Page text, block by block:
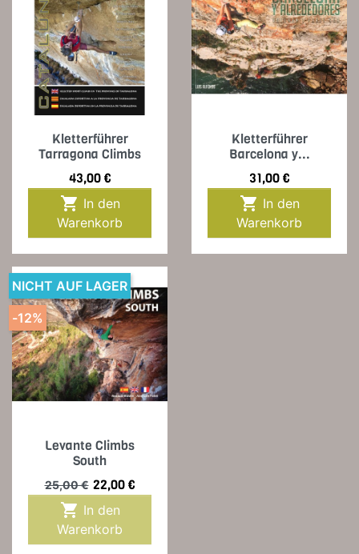
Kletterführer
Tarragona Climbs
Preis
43,00 €

Warenkorb
Kletterführer
Barcelona y...
Preis
31,00 €

Warenkorb
Levante Climbs
South
Verkaufspreis
25,00 € Preis
22,00 €

Warenkorb
NICHT AUF LAGER
-12%